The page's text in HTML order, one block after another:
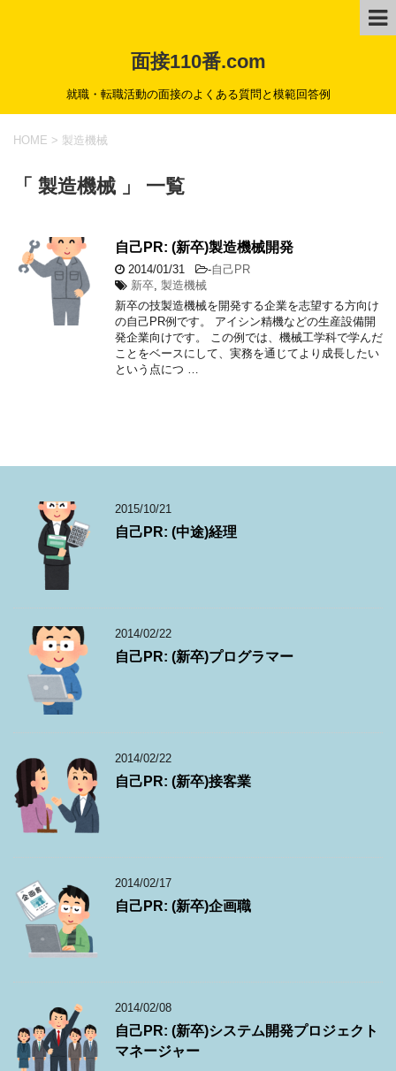
面接110番.com
就職・転職活動の面接のよくある質問と模範回答例
HOME > 製造機械
「 製造機械 」 一覧
自己PR: (新卒)製造機械開発
2014/01/31 -自己PR
新卒 製造機械
新卒の技製造機械を開発する企業を志望する方向け
の自己PR例です。 アイシン精機などの生産設備開
発企業向けです。 この例では、機械工学科で学んだ
ことをベースにして、実務を通じてより成長したい
という点につ …
2015/10/21
自己PR: (中途)経理
2014/02/22
自己PR: (新卒)プログラマー
2014/02/22
自己PR: (新卒)接客業
2014/02/17
自己PR: (新卒)企画職
2014/02/08
自己PR: (新卒)システム開発プロジェクト
マネージャー